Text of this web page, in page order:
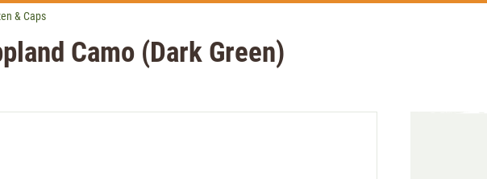
& Caps
Camo (Dark Green)